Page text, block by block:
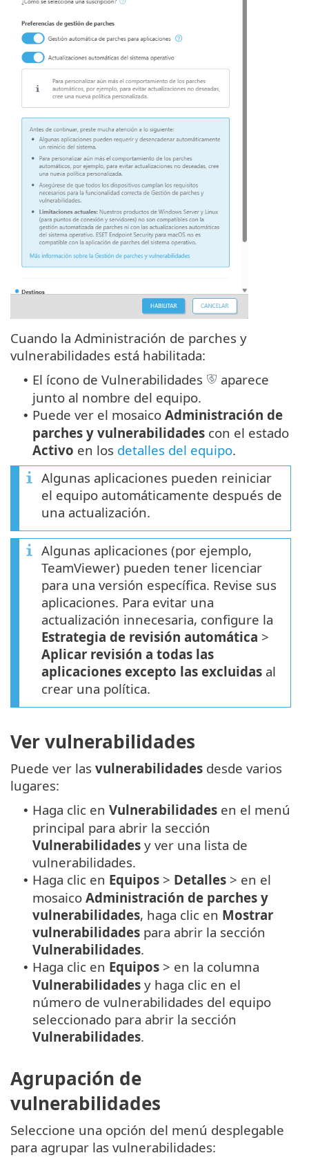
Cuando la Administración de parches y
vulnerabilidades está habilitada:
• El ícono de Vulnerabilidades
aparece
junto al nombre del equipo.
• Puede ver el mosaico Administración de
parches y vulnerabilidades con el estado
Activo en los detalles del equipo.
Algunas aplicaciones pueden reiniciar
el equipo automáticamente después de
una actualización.
Algunas aplicaciones (por ejemplo,
TeamViewer) pueden tener licenciar
para una versión específica. Revise sus
aplicaciones. Para evitar una
actualización innecesaria, configure la
Estrategia de revisión automática >
Aplicar revisión a todas las
aplicaciones excepto las excluidas al
crear una política.
Ver vulnerabilidades
Puede ver las vulnerabilidades desde varios
lugares:
• Haga clic en Vulnerabilidades en el menú
principal para abrir la sección
Vulnerabilidades y ver una lista de
vulnerabilidades.
• Haga clic en Equipos > Detalles > en el
mosaico Administración de parches y
vulnerabilidades, haga clic en Mostrar
vulnerabilidades para abrir la sección
Vulnerabilidades.
• Haga clic en Equipos > en la columna
Vulnerabilidades y haga clic en el
número de vulnerabilidades del equipo
seleccionado para abrir la sección
Vulnerabilidades.
Agrupación de
vulnerabilidades
Seleccione una opción del menú desplegable
para agrupar las vulnerabilidades: